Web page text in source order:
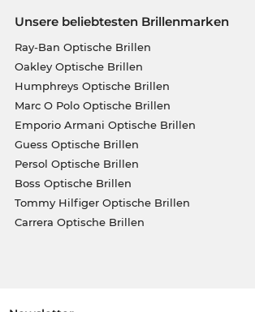
Unsere beliebtesten Brillenmarken
Ray-Ban Optische Brillen
Oakley Optische Brillen
Humphreys Optische Brillen
Marc O Polo Optische Brillen
Emporio Armani Optische Brillen
Guess Optische Brillen
Persol Optische Brillen
Boss Optische Brillen
Tommy Hilfiger Optische Brillen
Carrera Optische Brillen